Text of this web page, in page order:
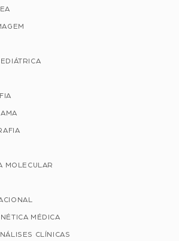
MOLECULAR
MÉDICA
CLÍNICAS